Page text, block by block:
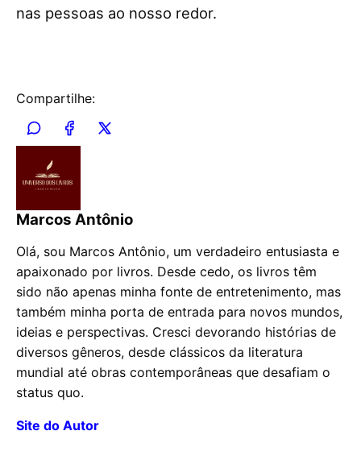
nas pessoas ao nosso redor.
Compartilhe:
Marcos Antônio
Olá, sou Marcos Antônio, um verdadeiro entusiasta e
apaixonado por livros. Desde cedo, os livros têm
sido não apenas minha fonte de entretenimento, mas
também minha porta de entrada para novos mundos,
ideias e perspectivas. Cresci devorando histórias de
diversos gêneros, desde clássicos da literatura
mundial até obras contemporâneas que desafiam o
status quo.
Site do Autor